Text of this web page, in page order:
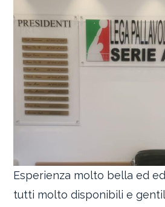
Esperienza molto bella ed
tutti molto disponibili e